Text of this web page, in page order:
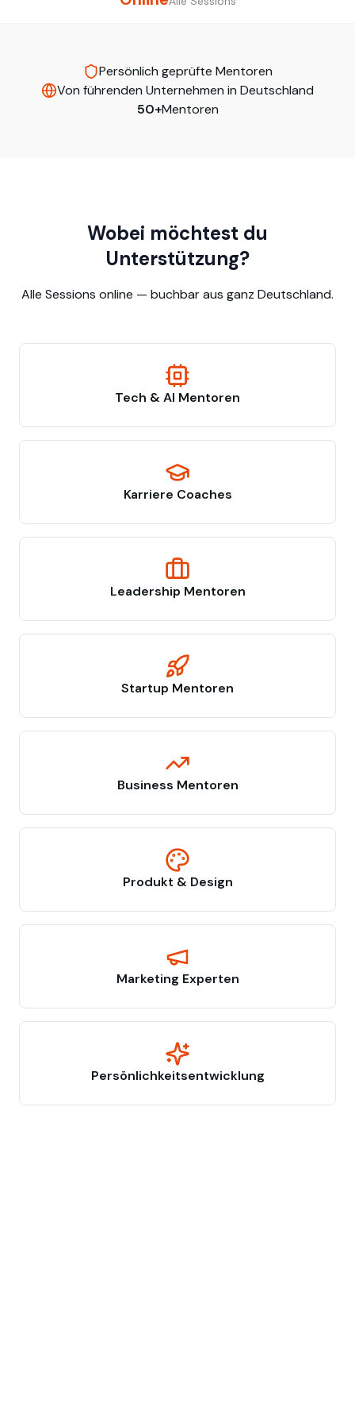
Persönlich geprüfte Mentoren
Von führenden Unternehmen in Deutschland
50+Mentoren
Wobei möchtest du
Unterstützung?
Alle Sessions online — buchbar aus ganz Deutschland.
Tech & AI Mentoren
Karriere Coaches
Leadership Mentoren
Startup Mentoren
Business Mentoren
Produkt & Design
Marketing Experten
Persönlichkeitsentwicklung